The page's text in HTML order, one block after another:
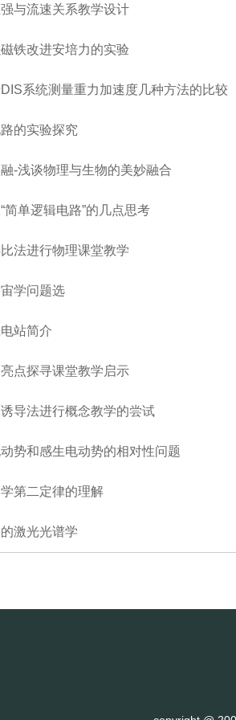
与流速关系教学设计
铁改进安培力的实验
系统测量重力加速度几种方法的比较
的实验探究
-浅谈物理与生物的美妙融合
简单逻辑电路”的几点思考
法进行物理课堂教学
学问题选
站简介
点探寻课堂教学启示
导法进行概念教学的尝试
势和感生电动势的相对性问题
第二定律的理解
激光光谱学